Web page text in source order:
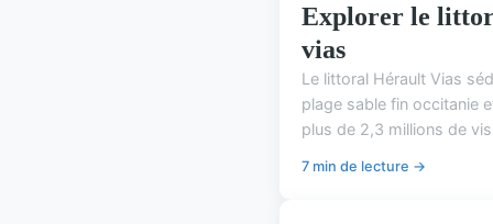
Explorer le
vias
Le littoral Hérault Vias
plage sable fin occitanie
plus de 2,3 millions de
7 min de lecture →